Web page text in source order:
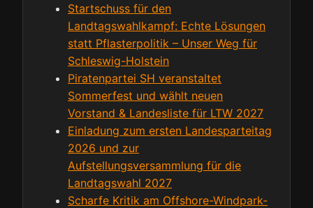
Startschuss für den
Landtagswahlkampf: Echte Lösungen
statt Pflasterpolitik – Unser Weg für
Schleswig-Holstein
Piratenpartei SH veranstaltet
Sommerfest und wählt neuen
Vorstand & Landesliste für LTW 2027
Einladung zum ersten Landesparteitag
2026 und zur
Aufstellungsversammlung für die
Landtagswahl 2027
Scharfe Kritik am Offshore-Windpark-